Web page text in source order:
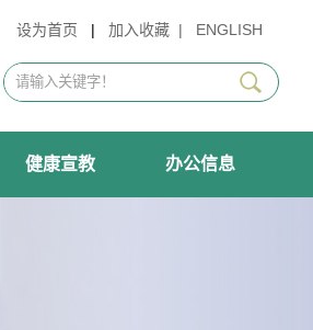
设为首页 | 加入收藏 | ENGLISH
健康宣教 办公信息